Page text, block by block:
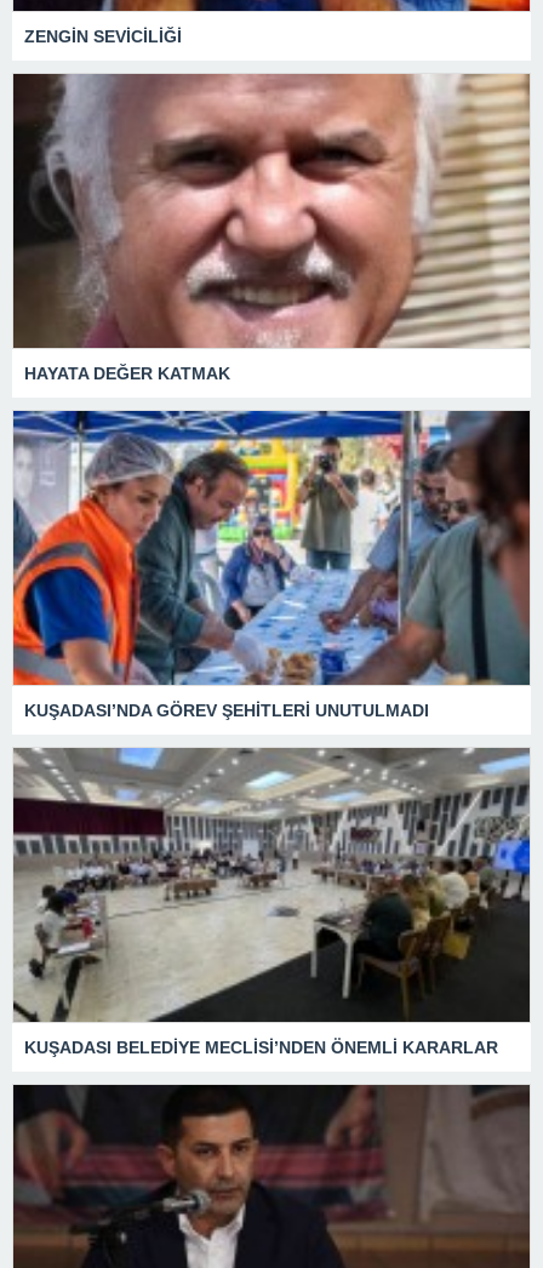
ZENGİN SEVİCİLİĞİ
HAYATA DEĞER KATMAK
KUŞADASI’NDA GÖREV ŞEHİTLERİ UNUTULMADI
KUŞADASI BELEDİYE MECLİSİ’NDEN ÖNEMLİ KARARLAR